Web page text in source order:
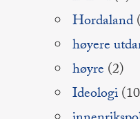
Hordaland
høyere
høyre (2)
Ideologi